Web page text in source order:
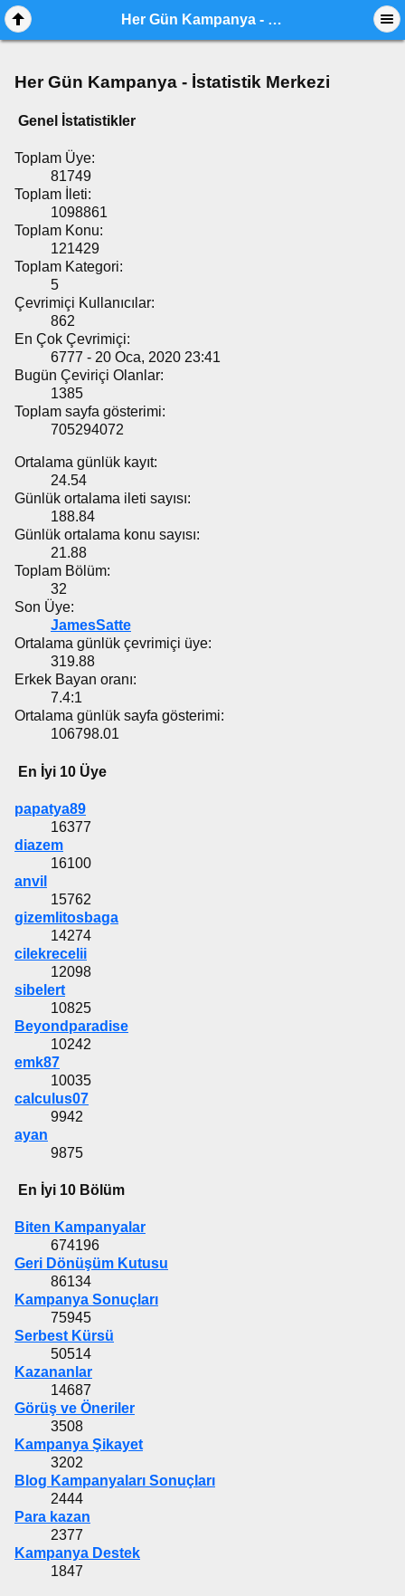
Her Gün Kampanya - İstatistik Merkezi
Her Gün Kampanya - İstatistik Merkezi
Genel İstatistikler
Toplam Üye:
81749
Toplam İleti:
1098861
Toplam Konu:
121429
Toplam Kategori:
5
Çevrimiçi Kullanıcılar:
862
En Çok Çevrimiçi:
6777 - 20 Oca, 2020 23:41
Bugün Çeviriçi Olanlar:
1385
Toplam sayfa gösterimi:
705294072
Ortalama günlük kayıt:
24.54
Günlük ortalama ileti sayısı:
188.84
Günlük ortalama konu sayısı:
21.88
Toplam Bölüm:
32
Son Üye:
JamesSatte
Ortalama günlük çevrimiçi üye:
319.88
Erkek Bayan oranı:
7.4:1
Ortalama günlük sayfa gösterimi:
106798.01
En İyi 10 Üye
papatya89
16377
diazem
16100
anvil
15762
gizemlitosbaga
14274
cilekrecelii
12098
sibelert
10825
Beyondparadise
10242
emk87
10035
calculus07
9942
ayan
9875
En İyi 10 Bölüm
Biten Kampanyalar
674196
Geri Dönüşüm Kutusu
86134
Kampanya Sonuçları
75945
Serbest Kürsü
50514
Kazananlar
14687
Görüş ve Öneriler
3508
Kampanya Şikayet
3202
Blog Kampanyaları Sonuçları
2444
Para kazan
2377
Kampanya Destek
1847